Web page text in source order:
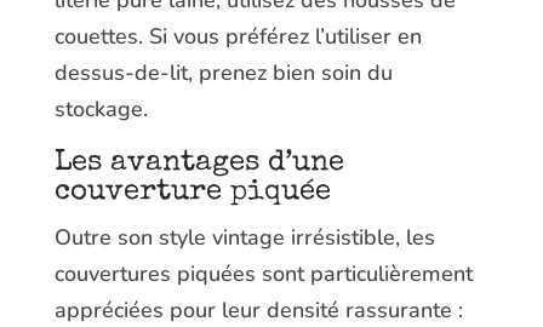
couettes. Si vous préférez l’utiliser en
dessus-de-lit, prenez bien soin du
stockage.
Les avantages d’une
couverture piquée
Outre son style vintage irrésistible, les
couvertures piquées sont particulièrement
appréciées pour leur densité rassurante :